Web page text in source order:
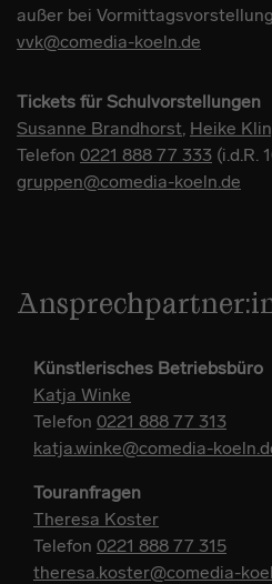
außer bei
vvk@comedia-koeln.de
Tickets für Schulvorstellungen
Susanne Brandhorst, Heike
Telefon 0221 888 77 333 (i.d.R.
gruppen@comedia-koeln.de
Künstlerisches Betriebsbüro
Katja Winke
Telefon 0221 888 77 313
katja.winke@comedia-
Touranfragen
Theresa Koster
Telefon 0221 888 77 315
theresa.koster@comedia-